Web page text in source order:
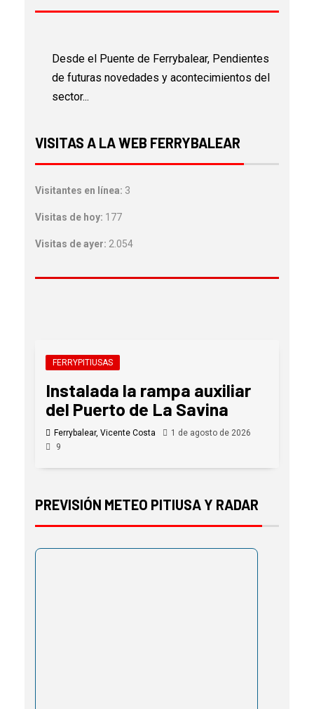
Desde el Puente de Ferrybalear, Pendientes
de futuras novedades y acontecimientos del
sector...
VISITAS A LA WEB FERRYBALEAR
Visitantes en línea: 3
Visitas de hoy: 177
Visitas de ayer: 2.054
FERRYPITIUSAS
Instalada la rampa auxiliar
del Puerto de La Savina
Ferrybalear, Vicente Costa
1 de agosto de 2026
9
PREVISIÓN METEO PITIUSA Y RADAR